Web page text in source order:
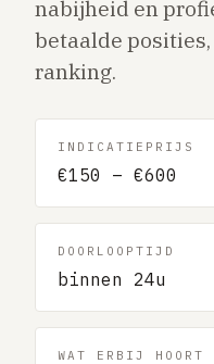
Daklekkage
Afvoer verstopt
Gaslucht
Stroom uitgevallen
Buitengesloten
Keuken vervangen
Dakkapel plaatsen
nabijheid en
betaalde
ranking.
INDICATIEPRIJS
€150 – €600
DOORLOOPTIJD
binnen 24u
WAT ERBIJ HOORT